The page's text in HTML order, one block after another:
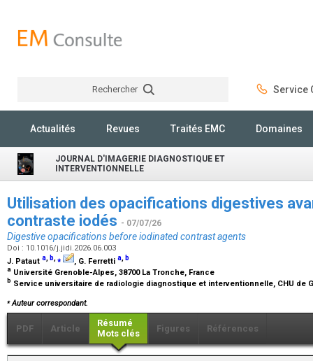
Rechercher Service
Actualités Revues Traités EMC Domaines
JOURNAL D'IMAGERIE DIAGNOSTIQUE ET
INTERVENTIONNELLE
Utilisation des opacifications digestives
contraste iodés - 07/07/26
Digestive opacifications before iodinated contrast agents
Doi : 10.1016/j.jidi.2026.06.003
J. Pataut a, b,⁎ , G. Ferretti a, b
a Université Grenoble-Alpes, 38700 La Tronche, France
b Service universitaire de radiologie diagnostique et interventionnelle, CHU de
⁎Auteur correspondant.
PDF Article
Résumé
Mots clés
Figures Références